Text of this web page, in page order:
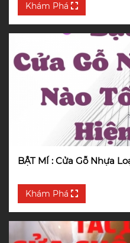
Khám Phá
Khám Phá